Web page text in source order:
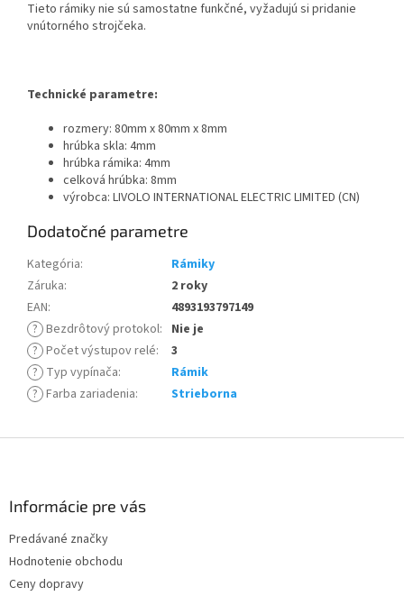
Tieto rámiky nie sú samostatne funkčné, vyžadujú si pridanie
vnútorného strojčeka.
Technické parametre:
rozmery: 80mm x 80mm x 8mm
hrúbka skla: 4mm
hrúbka rámika: 4mm
celková hrúbka: 8mm
výrobca: LIVOLO INTERNATIONAL ELECTRIC LIMITED (CN)
Dodatočné parametre
Kategória:
Rámiky
Záruka:
2 roky
EAN:
4893193797149
? Bezdrôtový protokol: Nie je
? Počet výstupov relé:
3
? Typ vypínača:
Rámik
? Farba zariadenia: Strieborna
Informácie pre vás
Predávané značky
Hodnotenie obchodu
Ceny dopravy